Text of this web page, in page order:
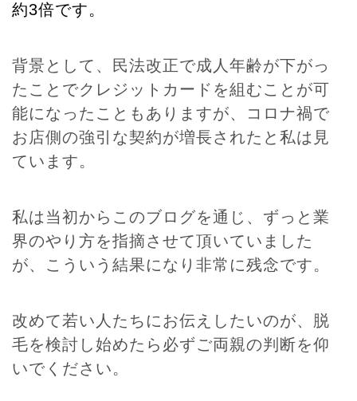
約3倍です。
背景として、民法改正で成人年齢が下がっ
たことでクレジットカードを組むことが可
能になったこともありますが、コロナ禍で
お店側の強引な契約が増長されたと私は見
ています。
私は当初からこのブログを通じ、ずっと業
界のやり方を指摘させて頂いていました
が、こういう結果になり非常に残念です。
改めて若い人たちにお伝えしたいのが、脱
毛を検討し始めたら必ずご両親の判断を仰
いでください。